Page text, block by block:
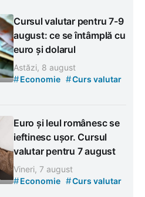
Cursul valutar pentru 7-9
august: ce se întâmplă cu
euro și dolarul
Astăzi, 8 august
#Economie #Curs valutar
Euro și leul românesc se
ieftinesc ușor. Cursul
valutar pentru 7 august
Vineri, 7 august
#Economie #Curs valutar